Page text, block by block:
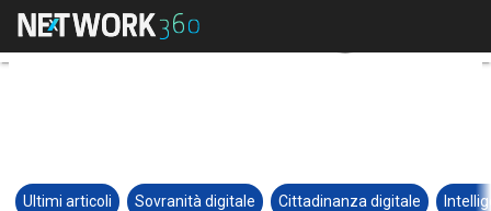
Ultimi articoli Sovranità digitale Cittadinanza digitale